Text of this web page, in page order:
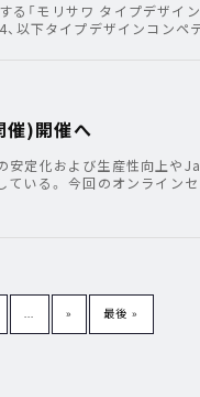
る「モリサワ タイプデザイ
以下タイプデザインコンペ
催)開催へ
安定化および生産性向上や
いる。 今回のオンライン
... » 最後 »